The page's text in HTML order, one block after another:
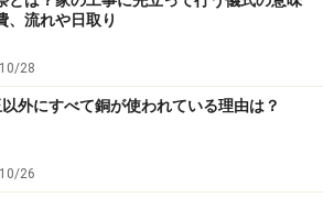
中にフックを付けておくとよいので
人工的に冷やされた空間に味気はあ
し、エアコンの前にすだれを吊るし
な冷たい風がくると多少なりとも空
てくるでしょう。
、流れや日取り
28
外にすべて銅が使われている理由は？
26